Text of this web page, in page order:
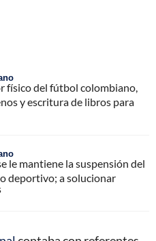
físico del fútbol colombiano,
y escritura de libros para
le mantiene la suspensión del
deportivo; a solucionar